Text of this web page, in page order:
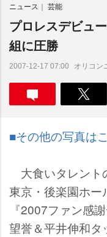
ニュース 芸能
プロレスデビュ
組に圧勝
2007-12-17 07:00 オリコン
■その他の写真は
大食いタレント
東京・後楽園ホー
『2007ファン感
望誉＆平井伸和タ